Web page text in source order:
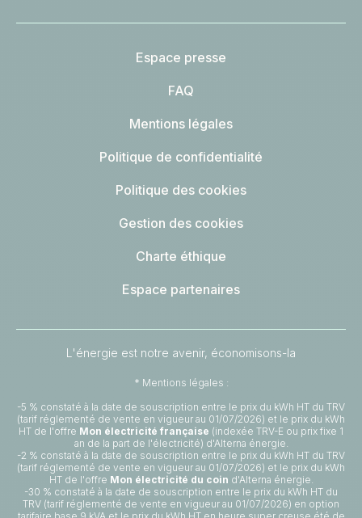
Espace presse
FAQ
Mentions légales
Politique de confidentialité
Politique des cookies
Gestion des cookies
Charte éthique
Espace partenaires
L'énergie est notre avenir, économisons-la
* Mentions légales :
-5 % constaté à la date de souscription entre le prix du kWh HT du TRV
(tarif réglementé de vente en vigueur au 01/07/2026) et le prix du kWh
HT de l'offre Mon électricité française (indexée TRV-E ou prix fixe 1
an de la part de l'électricité) d'Alterna énergie.
-2 % constaté à la date de souscription entre le prix du kWh HT du TRV
(tarif réglementé de vente en vigueur au 01/07/2026) et le prix du kWh
HT de l'offre Mon électricité du coin d'Alterna énergie.
-30 % constaté à la date de souscription entre le prix du kWh HT du
TRV (tarif réglementé de vente en vigueur au 01/07/2026) en option